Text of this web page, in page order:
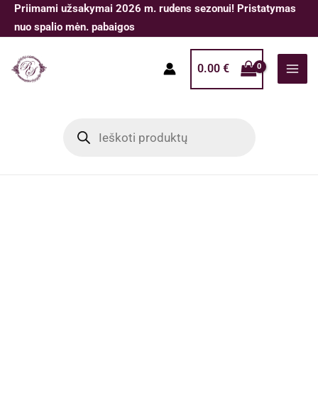
Pereiti
prie
Priimami užsakymai 2026 m. rudens sezonui! Pristatymas
nuo spalio mėn. pabaigos
0.00 €
search